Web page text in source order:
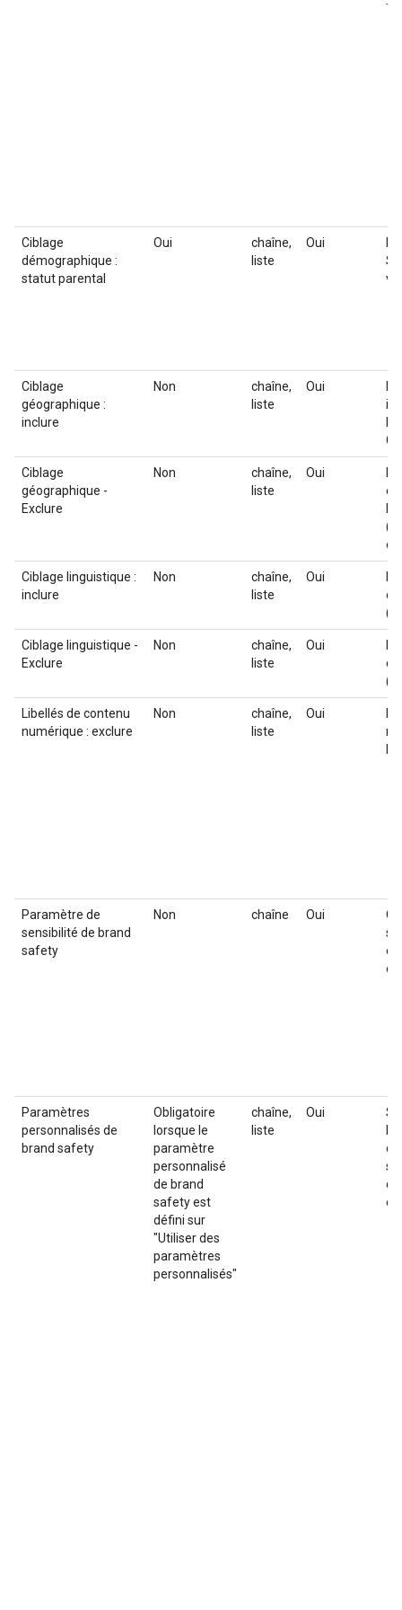
Ciblage
démographique :
statut parental
Oui
chaîne,
liste
Oui
Ciblage
géographique :
inclure
Non
chaîne,
liste
Oui
Ciblage
géographique -
Exclure
Non
chaîne,
liste
Oui
Ciblage linguistique :
inclure
Non
chaîne,
liste
Oui
Ciblage linguistique -
Exclure
Non
chaîne,
liste
Oui
Libellés de contenu
numérique : exclure
Non
chaîne,
liste
Oui
Paramètre de
sensibilité de brand
safety
Non chaîne Oui
Paramètres
personnalisés de
brand safety
Obligatoire
lorsque le
paramètre
personnalisé
de brand
safety est
défini sur
"Utiliser des
paramètres
personnalisés"
chaîne,
liste
Oui
Si